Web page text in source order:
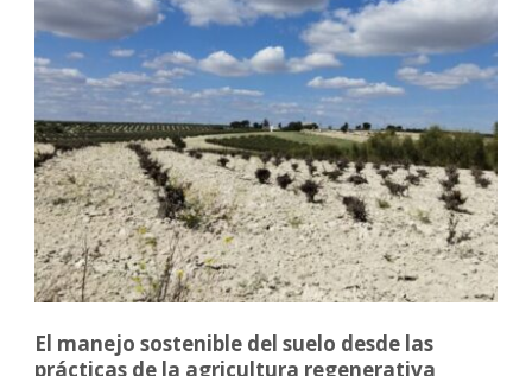
El manejo sostenible del suelo desde las
prácticas de la agricultura regenerativa